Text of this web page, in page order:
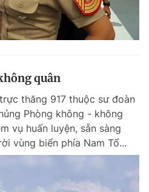
quân
thăng 917 thuộc sư đoàn
Phòng không - không
vụ huấn luyện, sẵn sàng
vùng biển phía Nam Tổ...